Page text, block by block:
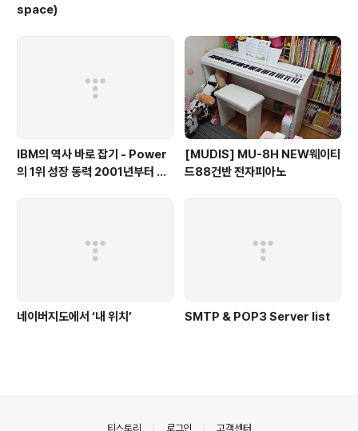
space)
IBM의 역사 바로 잡기 - Power
의 1위 성장 동력 2001년부터 가
[MUDIS] MU-8H NEW웨이티
드88건반 전자피아노
네이버지도에서 ‘내 위치’ SMTP & POP3 Server list
티스토리 로그인 고객센터